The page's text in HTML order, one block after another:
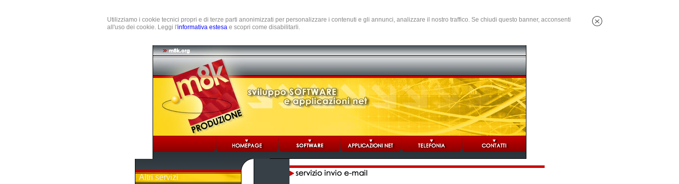
Utilizziamo i cookie tecnici propri e di terze parti anonimizzati per personalizzare i contenuti e gli annunci, analizzare il nostro traffico. Se chiudi questo banner, acconsenti
all'uso dei cookie. Leggi l'informativa estesa e scopri come disabilitarli.
Altri servizi